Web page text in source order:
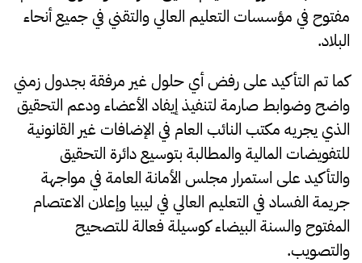
مفتوح في مؤسسات التعليم العالي والتقني في جميع أنحاء
البلاد.
كما تم التأكيد على رفض أي حلول غير مرفقة بجدول زمني
واضح وضوابط صارمة لتنفيذ إيفاد الأعضاء ودعم التحقيق
الذي يجريه مكتب النائب العام في الإضافات غير القانونية
للتفويضات المالية والمطالبة بتوسيع دائرة التحقيق
والتأكيد على استمرار مجلس الأمانة العامة في مواجهة
جريمة الفساد في التعليم العالي في ليبيا وإعلان الاعتصام
المفتوح والسنة البيضاء كوسيلة فعالة للتصحيح
والتصويب.